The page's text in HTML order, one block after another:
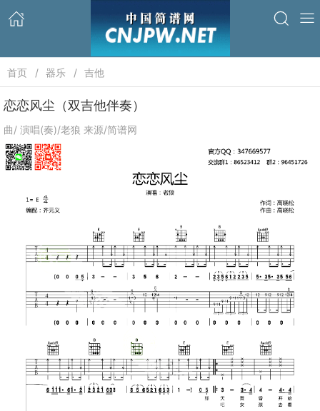
首页 器乐 吉他
恋恋风尘（双吉他伴奏）
曲/ 演唱(奏)/老狼 来源/简谱网